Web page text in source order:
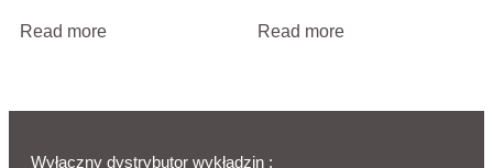
Read more Read more
Wyłączny dystrybutor wykładzin :